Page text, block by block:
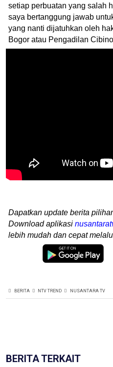
setiap perbuatan yang salah
saya bertanggung jawab
yang nanti dijatuhkan oleh
Bogor atau Pengadilan
Dapatkan update berita
Download aplikasi
lebih mudah dan cepat
BERITA NTV TREND NUSANTARA TV
BERITA TERKAIT